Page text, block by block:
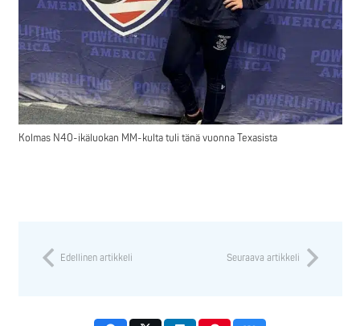
Kolmas N40-ikäluokan MM-kulta tuli tänä vuonna Texasista
Edellinen artikkeli Seuraava artikkeli